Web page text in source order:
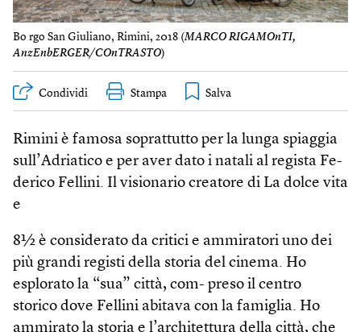
Bo rgo San Giuliano, Rimini, 2018 (MARCO RIGAMOnTI,
AnzEnbERGER/COnTRASTO)
Condividi Stampa
Rimini è famosa soprattutto per la lunga spiaggia
sull’Adriatico e per aver dato i natali al regista Fe-
derico Fellini. Il visionario creatore di La dolce vita
e
8½ è considerato da critici e ammiratori uno dei
più grandi registi della storia del cinema. Ho
esplorato la “sua” città, com- preso il centro
storico dove Fellini abitava con la famiglia. Ho
ammirato la storia e l’architettura della città, che